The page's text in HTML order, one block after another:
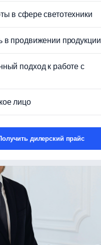
в сфере светотехники
в продвижении продукции
подход к работе с
лицо
дилерский прайс